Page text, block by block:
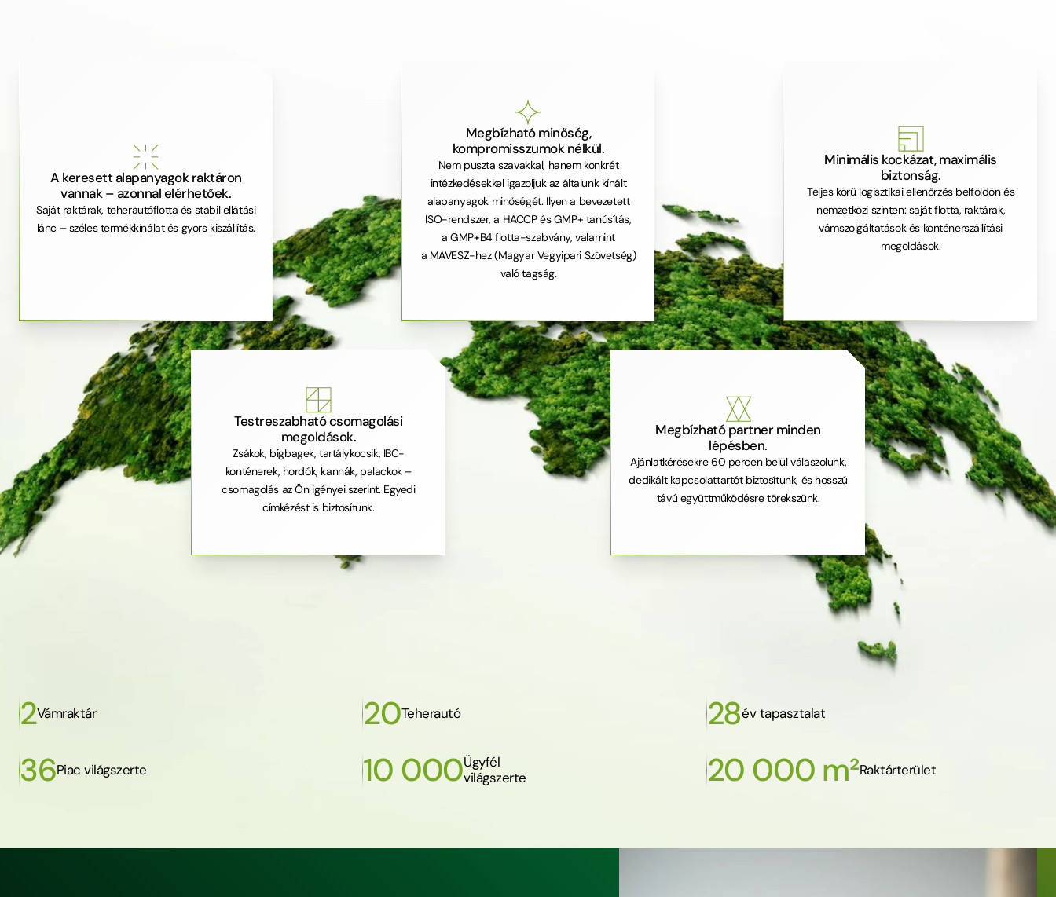
A keresett alapanyagok raktáron
vannak – azonnal elérhetőek.
Saját raktárak, teherautóflotta és stabil ellátási
lánc – széles termékkínálat és gyors kiszállítás.
Megbízható minőség,
kompromisszumok nélkül.
Nem puszta szavakkal, hanem konkrét
intézkedésekkel igazoljuk az általunk kínált
alapanyagok minőségét. Ilyen a bevezetett
ISO-rendszer, a HACCP és GMP+ tanúsítás,
a GMP+B4 flotta-szabvány, valamint
a MAVESZ-hez (Magyar Vegyipari Szövetség)
való tagság.
Minimális kockázat, maximális
biztonság.
Teljes körű logisztikai ellenőrzés belföldön és
nemzetközi szinten: saját flotta, raktárak,
vámszolgáltatások és konténerszállítási
megoldások.
Testreszabható csomagolási
megoldások.
Zsákok, bigbagek, tartálykocsik, IBC-
konténerek, hordók, kannák, palackok –
csomagolás az Ön igényei szerint. Egyedi
címkézést is biztosítunk.
Megbízható partner minden
lépésben.
Ajánlatkérésekre 60 percen belül válaszolunk,
dedikált kapcsolattartót biztosítunk, és hosszú
távú együttműködésre törekszünk.
2Vámraktár 20Teherautó 28év tapasztalat
36Piac világszerte 10 000Ügyfél
világszerte
20 000 m²Raktárterület